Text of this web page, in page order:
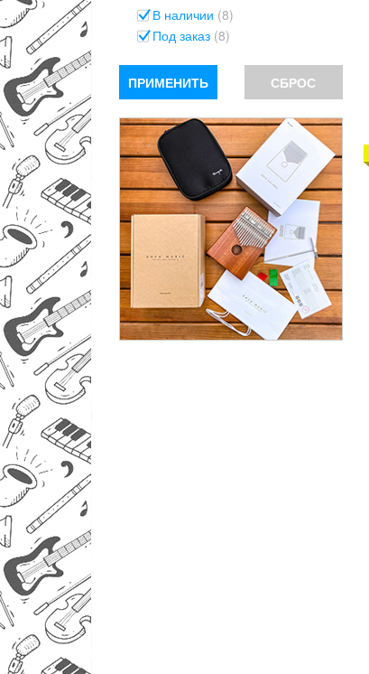
В наличии (8)
Под заказ (8)
ПРИМЕНИТЬ СБРОС